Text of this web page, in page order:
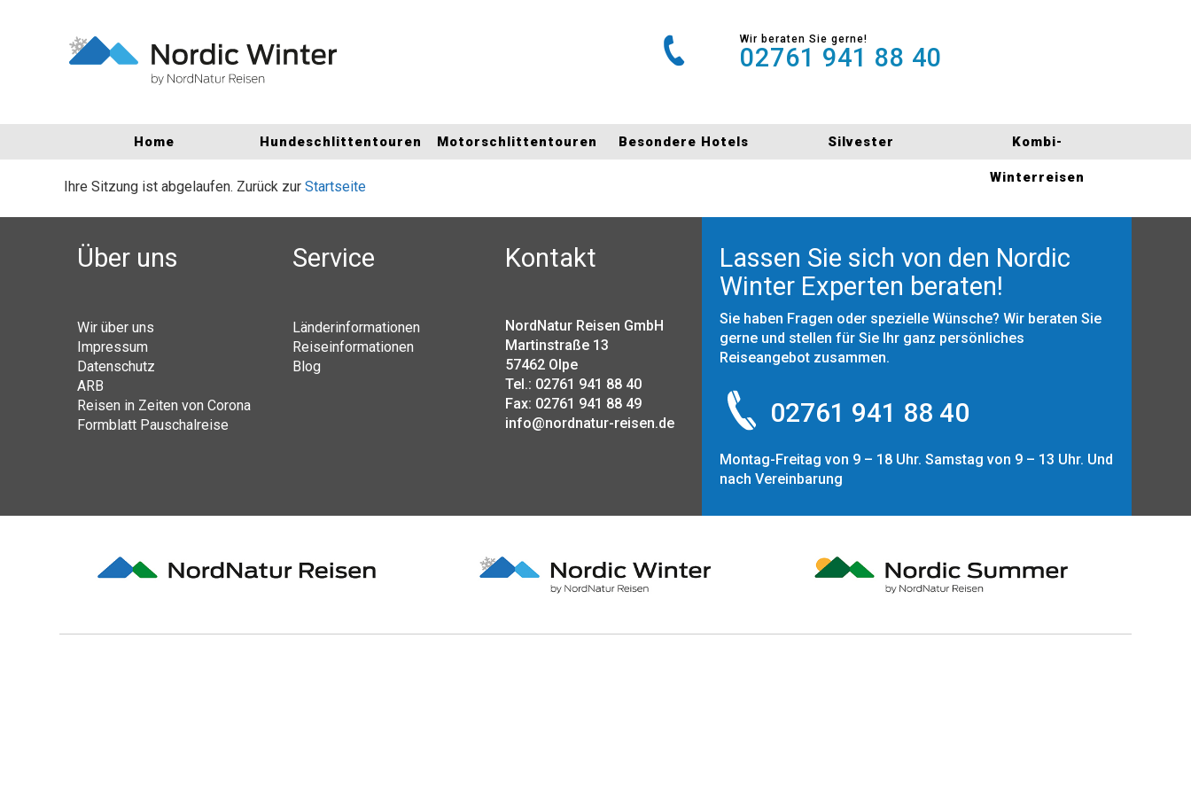
Wir beraten Sie gerne!
02761 941 88 40
Home Hundeschlittentouren Motorschlittentouren Besondere Hotels Silvester Kombi-
Winterreisen
Ihre Sitzung ist abgelaufen. Zurück zur Startseite
Über uns
Wir über uns
Impressum
Datenschutz
ARB
Reisen in Zeiten von Corona
Formblatt Pauschalreise
Service
Länderinformationen
Reiseinformationen
Blog
Kontakt
NordNatur Reisen GmbH
Martinstraße 13
57462 Olpe
Tel.: 02761 941 88 40
Fax: 02761 941 88 49
info@nordnatur-reisen.de
Lassen Sie sich von den Nordic
Winter Experten beraten!
Sie haben Fragen oder spezielle Wünsche? Wir beraten Sie
gerne und stellen für Sie Ihr ganz persönliches
Reiseangebot zusammen.
02761 941 88 40
Montag-Freitag von 9 – 18 Uhr. Samstag von 9 – 13 Uhr. Und
nach Vereinbarung